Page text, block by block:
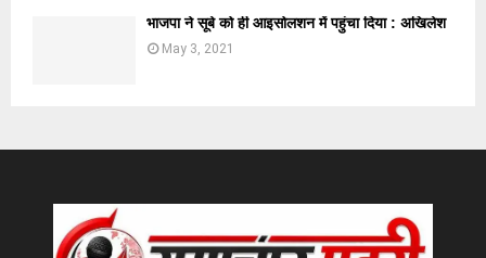
भाजपा ने सूबे को ही आइसोलशन में पहुंचा दिया : अखिलेश
May 3, 2021